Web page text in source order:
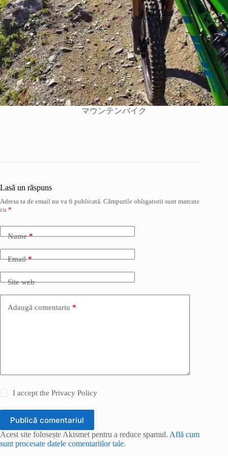
マウンテンバイク
Lasă un răspuns
Adresa ta de email nu va fi publicată. Câmpurile obligatorii sunt marcate
cu *
Nume*
Email*
Site web
Adaugă comentariu *
I accept thePrivacy Policy
Publică comentariul
Acest site folosește Akismet pentru a reduce spamul. Află cum
sunt procesate datele comentariilor tale.